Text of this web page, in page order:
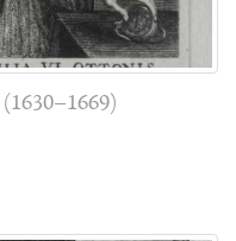
(1630–1669)